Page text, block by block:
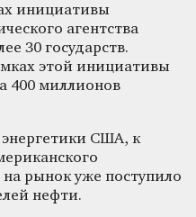
инициативы
агентства
30 государств.
этой инициативы
400 миллионов
США, к
на рынок уже поступило
нефти.